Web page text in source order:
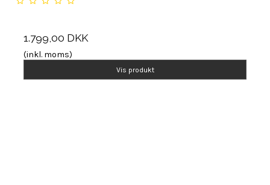
1.799,00 DKK
(inkl. moms)
Vis produkt